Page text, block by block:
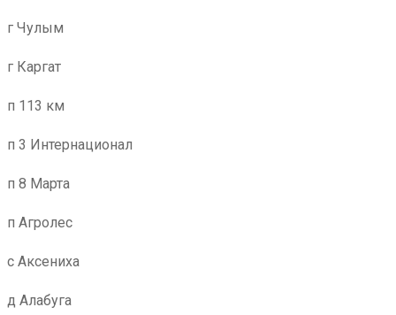
г Чулым
г Каргат
п 113 км
п 3 Интернационал
п 8 Марта
п Агролес
с Аксениха
д Алабуга